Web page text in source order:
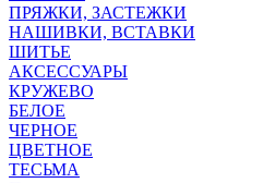
ПРЯЖКИ, ЗАСТЕЖКИ
НАШИВКИ, ВСТАВКИ
ШИТЬЕ
АКСЕССУАРЫ
КРУЖЕВО
БЕЛОЕ
ЧЕРНОЕ
ЦВЕТНОЕ
ТЕСЬМА